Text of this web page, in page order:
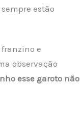
estão
e
observação
esse garoto não